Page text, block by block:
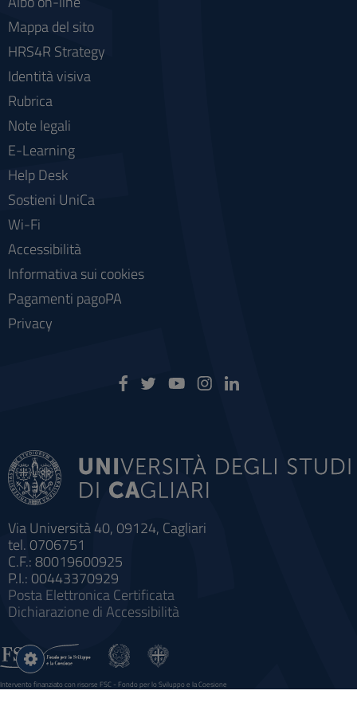
Via Università 40, 09124, Cagliari
tel. 0706751
C.F.: 80019600925
P.I.: 00443370929
Posta Elettronica Certificata
Dichiarazione di Accessibilità
Mappa del sito
HRS4R Strategy
Identità visiva
Rubrica
Note legali
E-Learning
Help Desk
Sostieni UniCa
Wi-Fi
Accessibilità
Informativa sui cookies
Pagamenti pagoPA
Privacy
Intervento finanziato con risorse FSC - Fondo per lo Sviluppo e la Coesione
Sistema informatico gestionale integrato a supporto della didattica e della ricerca e potenziamento dei servizi online
Impostazioni
cookie